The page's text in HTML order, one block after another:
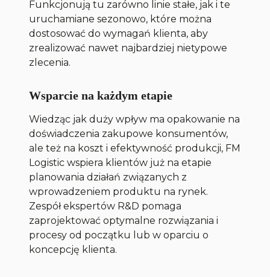
Funkcjonują tu zarówno linie stałe, jak i te
uruchamiane sezonowo, które można
dostosować do wymagań klienta, aby
zrealizować nawet najbardziej nietypowe
zlecenia.
Wsparcie na każdym etapie
Wiedząc jak duży wpływ ma opakowanie na
doświadczenia zakupowe konsumentów,
ale też na koszt i efektywność produkcji, FM
Logistic wspiera klientów już na etapie
planowania działań związanych z
wprowadzeniem produktu na rynek.
Zespół ekspertów R&D pomaga
zaprojektować optymalne rozwiązania i
procesy od początku lub w oparciu o
koncepcję klienta.